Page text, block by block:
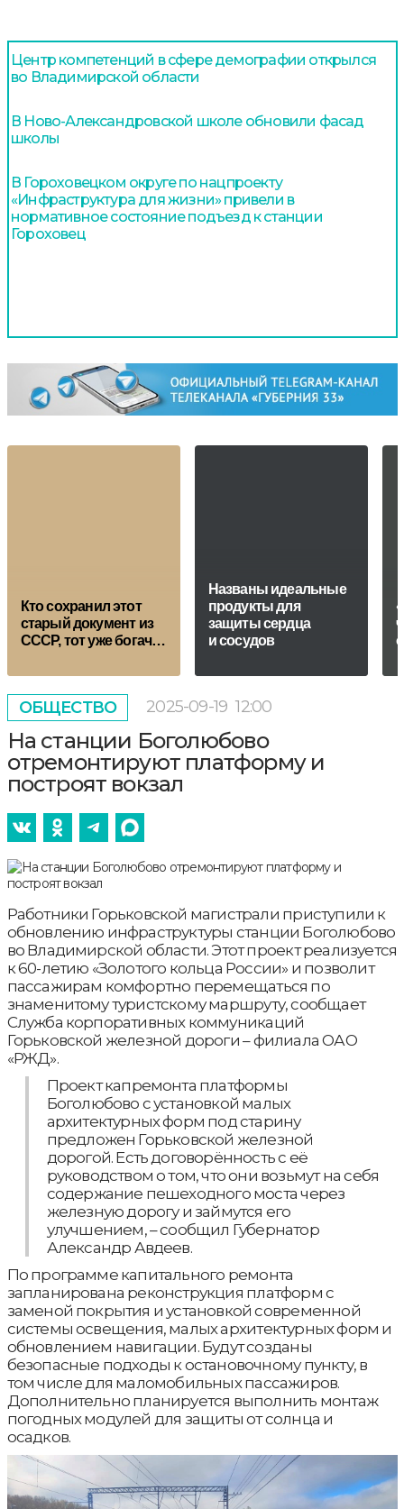
Центр компетенций в сфере демографии открылся
во Владимирской области
В Ново-Александровской школе обновили фасад
школы
В Гороховецком округе по нацпроекту
«Инфраструктура для жизни» привели в
нормативное состояние подъезд к станции
Гороховец
Кто сохранил этот
старый документ из
СССР, тот уже богач…
Названы идеальные
продукты для
защиты сердца
и сосудов
ОБЩЕСТВО 2025-09-19 12:00
На станции Боголюбово
отремонтируют платформу и
построят вокзал
Работники Горьковской магистрали приступили к
обновлению инфраструктуры станции Боголюбово
во Владимирской области. Этот проект реализуется
к 60-летию «Золотого кольца России» и позволит
пассажирам комфортно перемещаться по
знаменитому туристскому маршруту, сообщает
Служба корпоративных коммуникаций
Горьковской железной дороги – филиала ОАО
«РЖД».
Проект капремонта платформы
Боголюбово с установкой малых
архитектурных форм под старину
предложен Горьковской железной
дорогой. Есть договорённость с её
руководством о том, что они возьмут на себя
содержание пешеходного моста через
железную дорогу и займутся его
улучшением, – сообщил Губернатор
Александр Авдеев.
По программе капитального ремонта
запланирована реконструкция платформ с
заменой покрытия и установкой современной
системы освещения, малых архитектурных форм и
обновлением навигации. Будут созданы
безопасные подходы к остановочному пункту, в
том числе для маломобильных пассажиров.
Дополнительно планируется выполнить монтаж
погодных модулей для защиты от солнца и
осадков.